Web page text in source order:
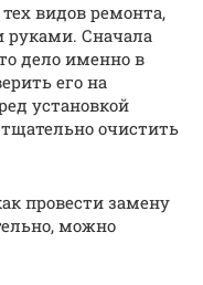
видов ремонта,
руками. Сначала
дело именно в
его на
установкой
очистить
провести замену
можно